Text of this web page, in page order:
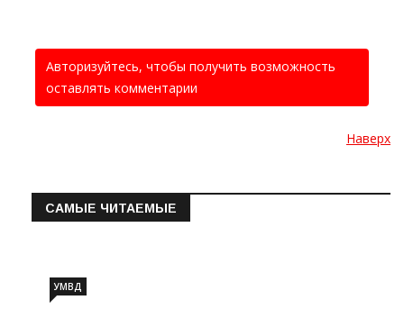
Авторизуйтесь, чтобы получить возможность
оставлять комментарии
Наверх
САМЫЕ ЧИТАЕМЫЕ
УМВД